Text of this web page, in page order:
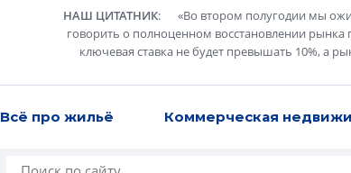
НАШ ЦИТАТНИК: «Во втором полугодии мы
говорить о полноценном восстановлении
ключевая ставка не будет превышать 10%, а
Всё про жильё Коммерческая